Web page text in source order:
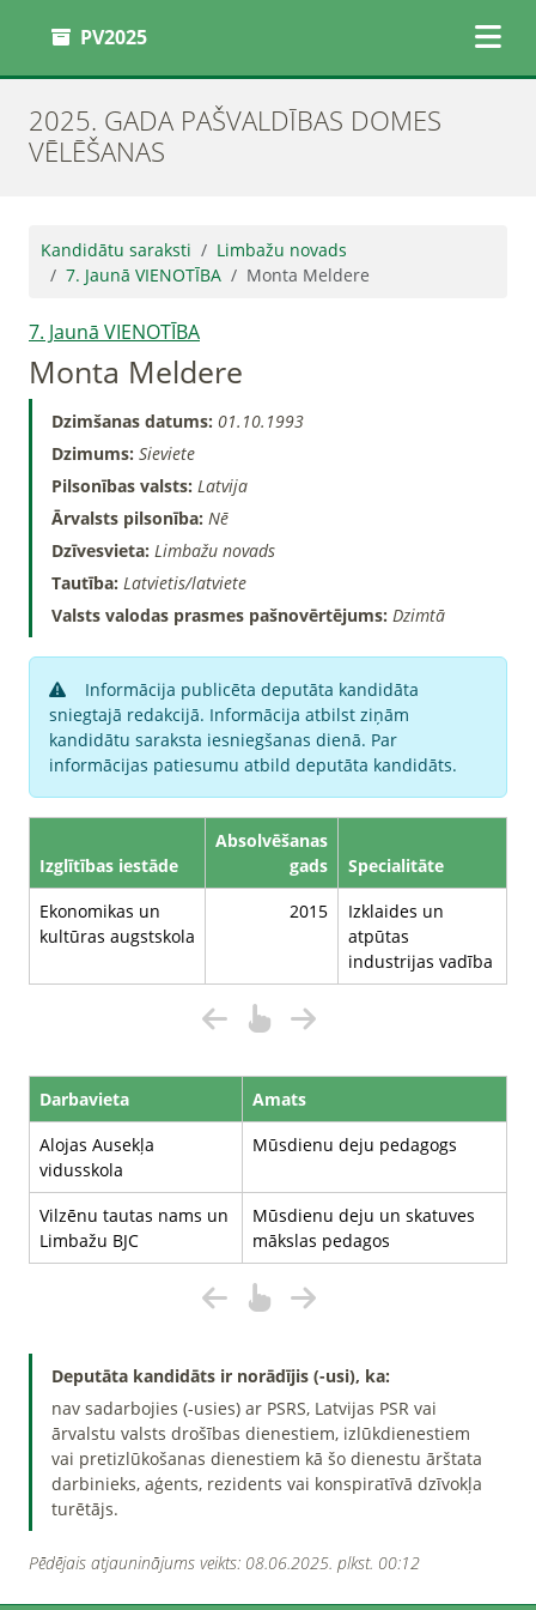
PV2025
2025. GADA PAŠVALDĪBAS DOMES
VĒLĒŠANAS
Kandidātu saraksti
Limbažu novads
7. Jaunā VIENOTĪBA
Monta Meldere
7. Jaunā VIENOTĪBA
Monta Meldere
Dzimšanas datums: 01.10.1993
Dzimums: Sieviete
Pilsonības valsts: Latvija
Ārvalsts pilsonība: Nē
Dzīvesvieta: Limbažu novads
Tautība: Latvietis/latviete
Valsts valodas prasmes pašnovērtējums: Dzimtā
Informācija publicēta deputāta kandidāta
sniegtajā redakcijā. Informācija atbilst ziņām
kandidātu saraksta iesniegšanas dienā. Par
informācijas patiesumu atbild deputāta kandidāts.
Izglītības iestāde
Absolvēšanas
gads
Specialitāte
Ekonomikas un
kultūras augstskola
2015
Izklaides un
atpūtas
industrijas vadība
Darbavieta
Amats
Alojas Ausekļa
vidusskola
Mūsdienu deju pedagogs
Vilzēnu tautas nams un
Limbažu BJC
Mūsdienu deju un skatuves
mākslas pedagos
Deputāta kandidāts ir norādījis (-usi), ka:
nav sadarbojies (-usies) ar PSRS, Latvijas PSR vai
ārvalstu valsts drošības dienestiem, izlūkdienestiem
vai pretizlūkošanas dienestiem kā šo dienestu ārštata
darbinieks, aģents, rezidents vai konspiratīvā dzīvokļa
turētājs.
Pēdējais atjauninājums veikts: 08.06.2025. plkst. 00:12